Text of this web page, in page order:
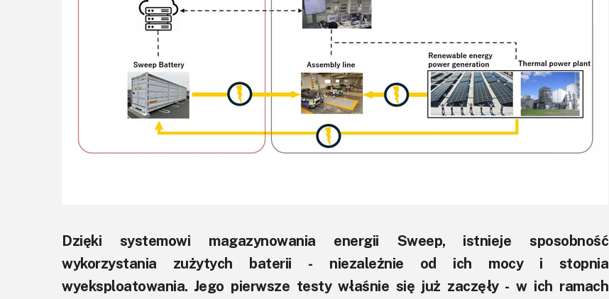
Dzięki systemowi magazynowania energii Sweep, istnieje sposobność
wykorzystania zużytych baterii - niezależnie od ich mocy i stopnia
wyeksploatowania. Jego pierwsze testy właśnie się już zaczęły - w ich ramach